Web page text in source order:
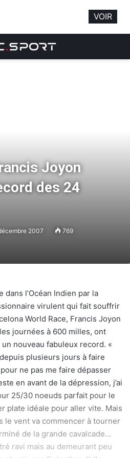
Joyon
des 24
2007 769
l’Océan Indien par la
virulent qui fait souffrir
World Race, Francis Joyon
journées à 600 milles, ont
nouveau fabuleux record. «
plusieurs jours à faire
ne pas me faire dépasser
en avant de la dépression, j’ai
25/30 noeuds parfait pour le
plate idéale pour aller vite. Mais
le vent va commencer à tourner
de la grande cavalcade…
ravi mais au demeurant peu
VOIR